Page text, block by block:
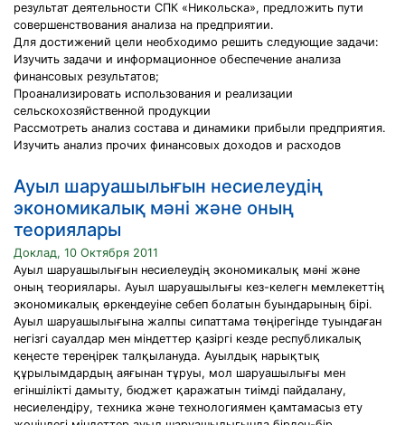
результат деятельности СПК «Никольска», предложить пути
совершенствования анализа на предприятии.
Для достижений цели необходимо решить следующие задачи:
Изучить задачи и информационное обеспечение анализа
финансовых результатов;
Проанализировать использования и реализации
сельскохозяйственной продукции
Рассмотреть анализ состава и динамики прибыли предприятия.
Изучить анализ прочих финансовых доходов и расходов
Ауыл шаруашылығын несиелеудің
экономикалық мәні және оның
теориялары
Доклад, 10 Октября 2011
Ауыл шаруашылығын несиелеудің экономикалық мәні және
оның теориялары. Ауыл шаруашылығы кез-келегн мемлекеттің
экономикалық өркендеуіне себеп болатын буындарының бірі.
Ауыл шаруашылығына жалпы сипаттама төңірегінде туындаған
негізгі сауалдар мен міндеттер қазіргі кезде республикалық
кеңесте тереңірек талқылануда. Ауылдық нарықтық
құрылымдардың аяғынан тұруы, мол шаруашылығы мен
егіншілікті дамыту, бюджет қаражатын тиімді пайдалану,
несиелендіру, техника және технологиямен қамтамасыз ету